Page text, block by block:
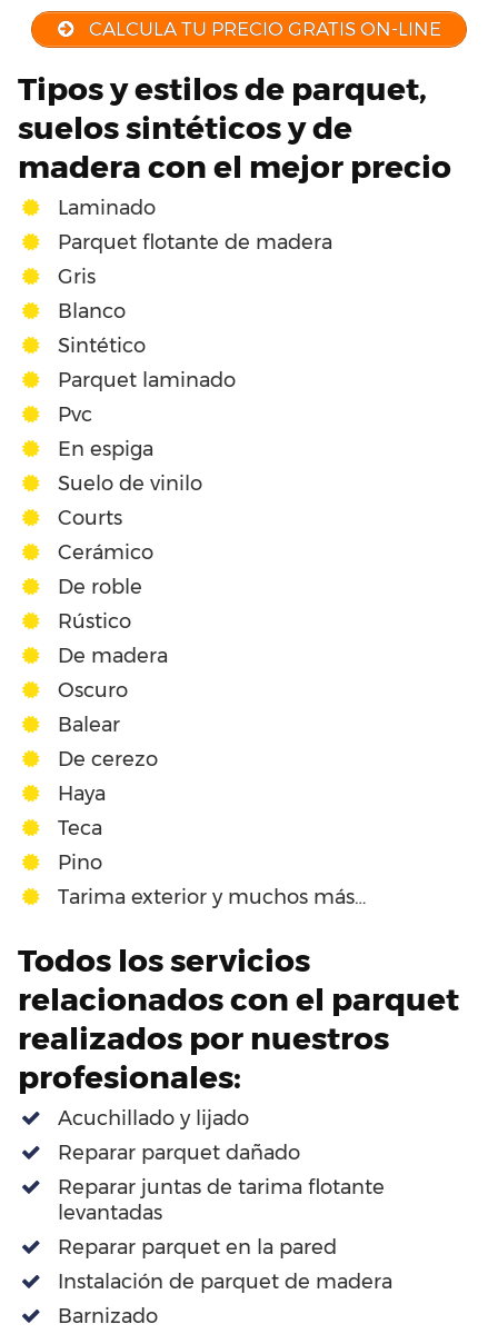
CALCULA TU PRECIO GRATIS ON-LINE
Tipos y estilos de parquet,
suelos sintéticos y de
madera con el mejor precio
Laminado
Parquet flotante de madera
Gris
Blanco
Sintético
Parquet laminado
Pvc
En espiga
Suelo de vinilo
Courts
Cerámico
De roble
Rústico
De madera
Oscuro
Balear
De cerezo
Haya
Teca
Pino
Tarima exterior y muchos más…
Todos los servicios
relacionados con el parquet
realizados por nuestros
profesionales:
Acuchillado y lijado
Reparar parquet dañado
Reparar juntas de tarima flotante
levantadas
Reparar parquet en la pared
Instalación de parquet de madera
Barnizado